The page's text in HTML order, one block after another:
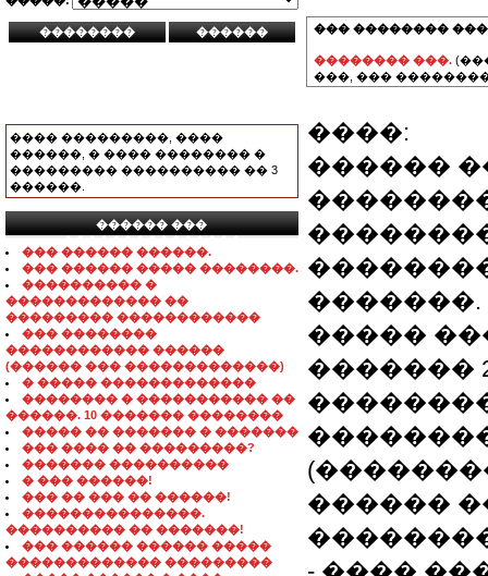
���� ���������, ����
������, � ���� �������� �
��������� ���������� �� 3
������.
������ ���
���������������
��� ������ ������.
��� ������ ����� ��������.
���������� �
������������� ��
��������� ������������
��� ��������
������������ ������
(������ ��� �������������)
� ����� �������������
�������� � ����������� ��
������. 10 ������� ��������
����� �� ������� � �������
��� ���� �� ���������?
������� ����������
� ��� ������!
��� �� ��� �� ������!
���������������.
���������� �� �������!
��� ������ ������ �����
������������� ���������
��� ��������
�������� ���.
���, ���
����:
������
�������.
�����
�������
������